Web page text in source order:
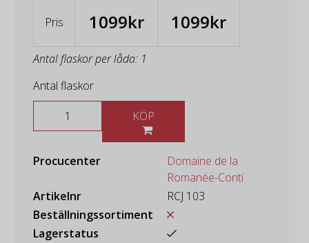
Pris 1099kr 1099kr
Antal flaskor per låda: 1
Antal flaskor
Procucenter
Domaine de la
Romanée-Conti
Artikelnr
RCJ 103
Beställningssortiment
Lagerstatus